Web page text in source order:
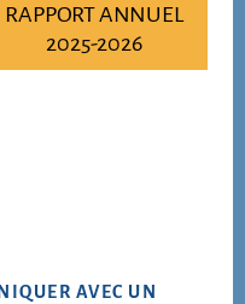
RAPPORT ANNUEL
2025-2026
AVEC UN